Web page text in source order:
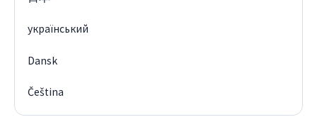
український
Dansk
Čeština